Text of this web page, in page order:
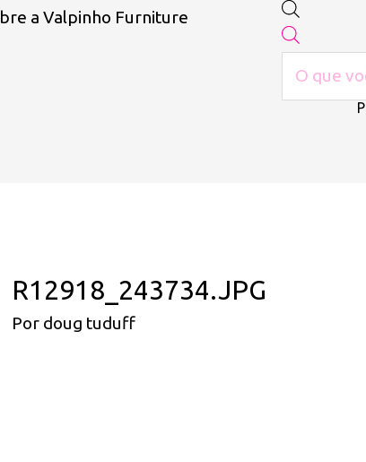
R12918_243734.JPG
Por doug tuduff